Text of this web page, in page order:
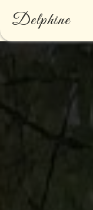
Delphine